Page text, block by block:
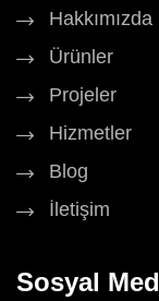
Hakkımızda
Ürünler
Projeler
Hizmetler
Blog
İletişim
Sosyal